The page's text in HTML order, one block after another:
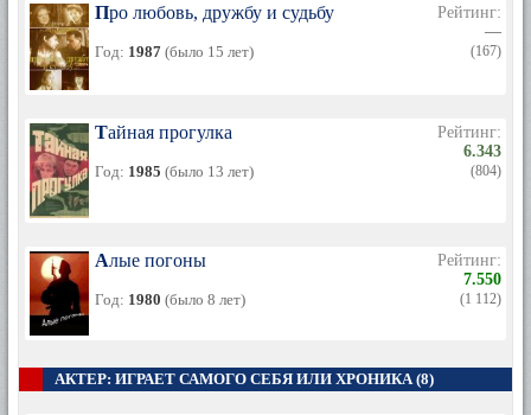
Про любовь, дружбу и судьбу
Год: 1987 (было 15 лет)
Рейтинг:
—
(167)
Тайная прогулка
Год: 1985 (было 13 лет)
Рейтинг:
6.343
(804)
Алые погоны
Год: 1980 (было 8 лет)
Рейтинг:
7.550
(1 112)
АКТЕР: ИГРАЕТ САМОГО СЕБЯ ИЛИ ХРОНИКА (8)